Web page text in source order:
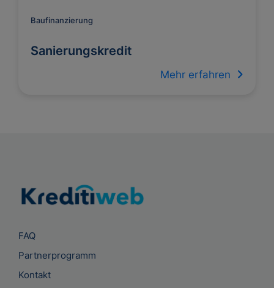
Baufinanzierung
Sanierungskredit
Mehr erfahren
FAQ
Partnerprogramm
Kontakt